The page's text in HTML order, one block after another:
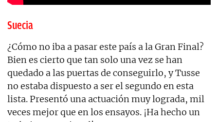
Suecia
¿Cómo no iba a pasar este país a la Gran Final?
Bien es cierto que tan solo una vez se han
quedado a las puertas de conseguirlo, y Tusse
no estaba dispuesto a ser el segundo en esta
lista. Presentó una actuación muy lograda, mil
veces mejor que en los ensayos. ¡Ha hecho un